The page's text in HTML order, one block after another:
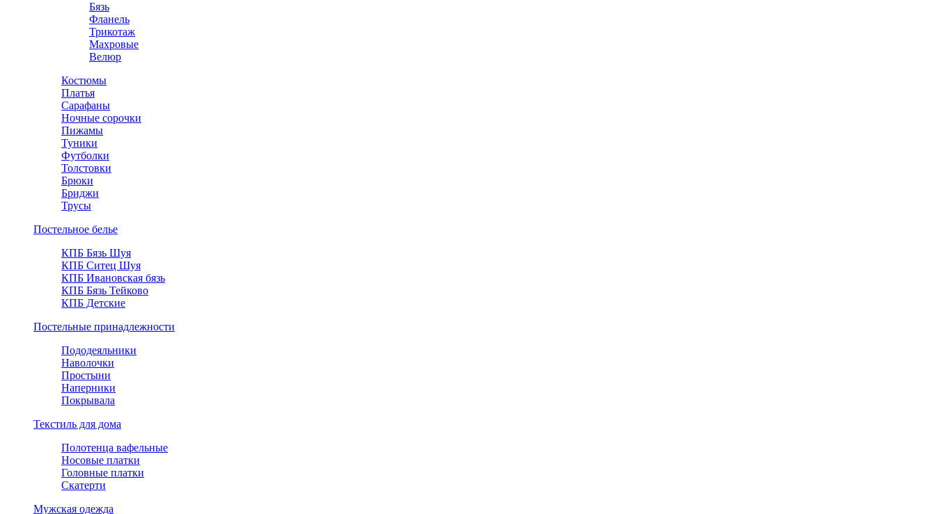
Бязь
Фланель
Трикотаж
Махровые
Велюр
Костюмы
Платья
Сарафаны
Ночные сорочки
Пижамы
Туники
Футболки
Толстовки
Брюки
Бриджи
Трусы
Постельное белье
КПБ Бязь Шуя
КПБ Ситец Шуя
КПБ Ивановская бязь
КПБ Бязь Тейково
КПБ Детские
Постельные принадлежности
Пододеяльники
Наволочки
Простыни
Наперники
Покрывала
Текстиль для дома
Полотенца вафельные
Носовые платки
Головные платки
Скатерти
Мужская одежда